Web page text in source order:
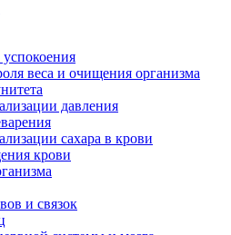
веса и очищения организма
давления
сахара в крови
крови
и связок